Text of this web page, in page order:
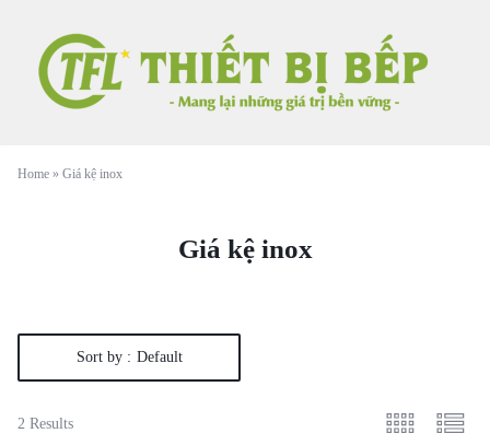
Home » Giá kệ inox
Giá kệ inox
Sort by : Default
2 Results